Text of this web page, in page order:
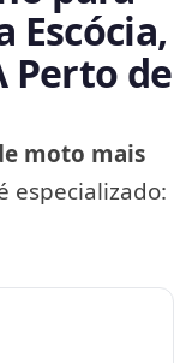
Escócia,
Perto de
moto mais
especializado: